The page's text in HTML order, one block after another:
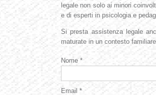
legale non solo ai minori
e di esperti in psicologia e
Si presta assistenza legale
maturate in un contesto
Nome *
Email *